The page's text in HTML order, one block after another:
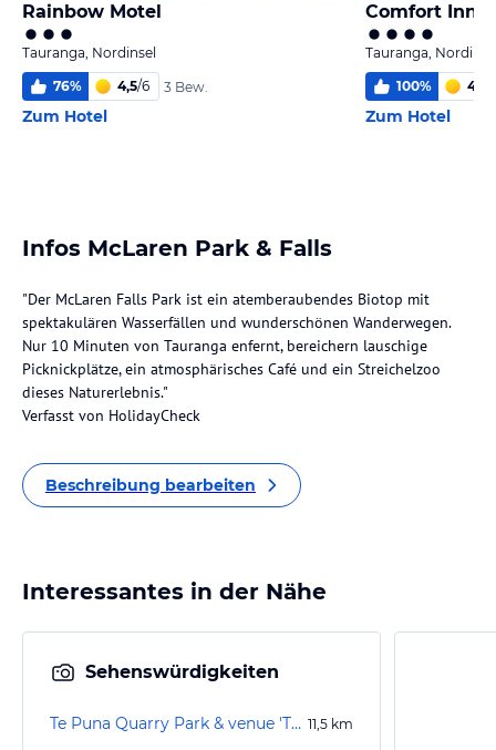
Rainbow Motel
Tauranga, Nordinsel
76% 4,5/6 3 Bew.
Zum Hotel
Comfort Inn
Tauranga,
100% 4,2
Zum Hotel
Infos McLaren Park & Falls
"Der McLaren Falls Park ist ein atemberaubendes Biotop mit
spektakulären Wasserfällen und wunderschönen Wanderwegen.
Nur 10 Minuten von Tauranga enfernt, bereichern lauschige
Picknickplätze, ein atmosphärisches Café und ein Streichelzoo
dieses Naturerlebnis."
Verfasst von HolidayCheck
Beschreibung bearbeiten
Interessantes in der Nähe
Sehenswürdigkeiten
Te Puna Quarry Park & venue 'The Gallery' 11,5 km